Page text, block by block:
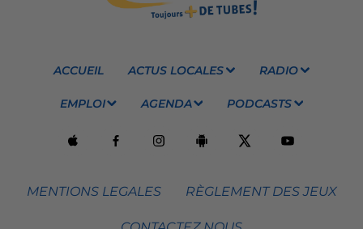
ACCUEIL ACTUS LOCALES RADIO
EMPLOI AGENDA PODCASTS
MENTIONS LEGALES RÈGLEMENT DES JEUX